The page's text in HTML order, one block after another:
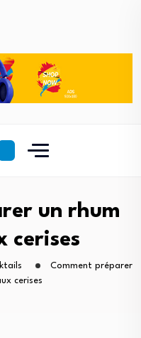
un rhum
cerises
Comment préparer
cerises